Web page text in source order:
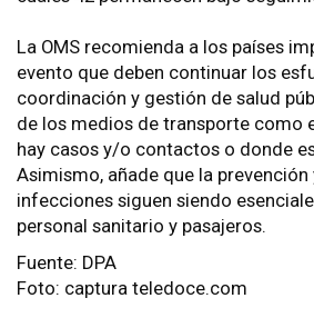
La OMS recomienda a los países
evento que deben continuar los
coordinación y gestión de salud
de los medios de transporte como
hay casos y/o contactos o donde
Asimismo, añade que la
infecciones siguen siendo
personal sanitario y pasajeros.
Fuente: DPA
Foto: captura teledoce.com